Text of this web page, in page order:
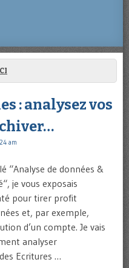
: analysez vos
am
“Analyse de données &
je vous exposais
pour tirer profit
et, par exemple,
d’un compte. Je vais
analyser
Ecritures …